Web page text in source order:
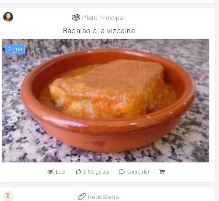
Plato Principal
Bacalao a la vizcaína
agua
Leer 2 Me gusta Comentar
Reposteria